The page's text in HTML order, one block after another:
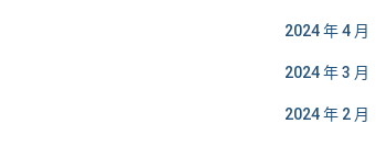
2024 年 4 月
2024 年 3 月
2024 年 2 月